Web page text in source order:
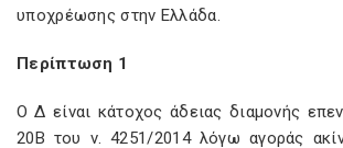
υποχρέωσης στην Ελλάδα.
Περίπτωση 1
Ο Δ είναι κάτοχος άδειας διαμονής
20B του ν. 4251/2014 λόγω αγοράς